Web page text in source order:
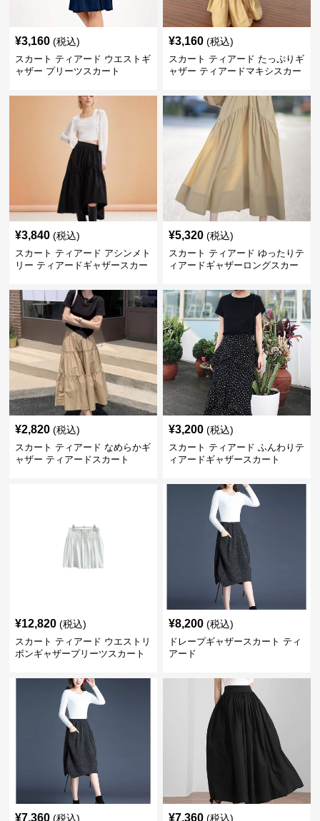
¥3,160 (税込)
スカート ティアード ウエストギ
ャザー プリーツスカート
¥3,160 (税込)
スカート ティアード たっぷりギ
ャザー ティアードマキシスカー
¥3,840 (税込)
スカート ティアード アシンメト
リー ティアードギャザースカー
¥5,320 (税込)
スカート ティアード ゆったりテ
ィアードギャザーロングスカー
¥2,820 (税込)
スカート ティアード なめらかギ
ャザー ティアードスカート
¥3,200 (税込)
スカート ティアード ふんわりテ
ィアードギャザースカート
¥12,820 (税込)
スカート ティアード ウエストリ
ボンギャザープリーツスカート
¥8,200 (税込)
ドレープギャザースカート ティ
アード
¥7,360 (税込) ¥7,360 (税込)